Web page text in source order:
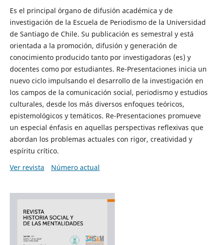
Es el principal órgano de difusión académica y de
investigación de la Escuela de Periodismo de la Universidad
de Santiago de Chile. Su publicación es semestral y está
orientada a la promoción, difusión y generación de
conocimiento producido tanto por investigadoras (es) y
docentes como por estudiantes. Re-Presentaciones inicia un
nuevo ciclo impulsando el desarrollo de la investigación en
los campos de la comunicación social, periodismo y estudios
culturales, desde los más diversos enfoques teóricos,
epistemológicos y temáticos. Re-Presentaciones promueve
un especial énfasis en aquellas perspectivas reflexivas que
abordan los problemas actuales con rigor, creatividad y
espíritu crítico.
Ver revista
Número actual